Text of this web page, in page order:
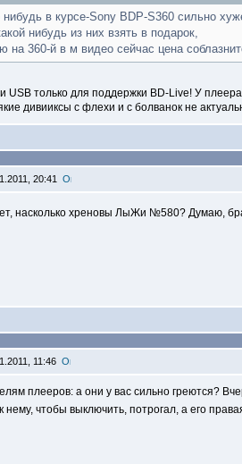
в курсе-Sony BDP-S360 сильно
нибудь из них взять в подарок,
на 360-й в м видео сейчас цена
USB только для поддержки BD-Live! У
дивииксы с флехи и с болванок не
20:41
насколько хреновы ЛыЖи №580? Думаю,
11:46
плееров: а они у вас сильно греются?
нему, чтобы выключить, потрогал, а его